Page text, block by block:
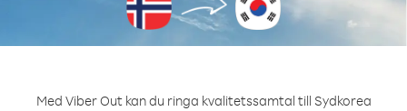
Med Viber Out kan du ringa kvalitetssamtal till Sydkorea